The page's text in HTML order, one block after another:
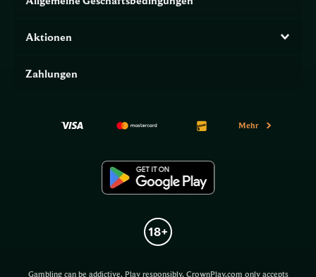
Aktionen
Zahlungen
Mehr
Gambling can be addictive. Play responsibly. CrownPlay.com only accepts